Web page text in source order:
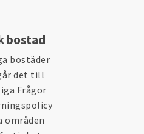
bostad
bostäder
det till
Frågor
områden